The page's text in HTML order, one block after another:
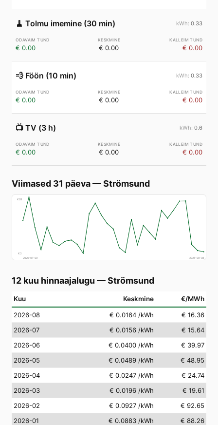
🧹 Tolmu imemine (30 min) 0.33
€ 0.00 € 0.00 € 0.00
💨 Föön (10 min) 0.33
€ 0.00 € 0.00 € 0.00
📺 TV (3 h) 0.6
€ 0.00 € 0.00 € 0.00
Viimased 31 päeva—Strömsund
€28
€3
2026-07-09
2026-08-08
12 kuu hinnaajalugu —Strömsund
Kuu Keskmine €/MWh
2026-08 € 0.0164 /kWh
€ 16.36
2026-07
€ 0.0156 /kWh
€ 15.64
2026-06
€ 0.0400 /kWh
€ 39.97
2026-05
€ 0.0489 /kWh
€ 48.95
2026-04
€ 0.0247 /kWh
€ 24.74
2026-03
€ 0.0196 /kWh
€ 19.61
2026-02
€ 0.0927 /kWh
€ 92.65
2026-01
€ 0.0883 /kWh
€ 88.26